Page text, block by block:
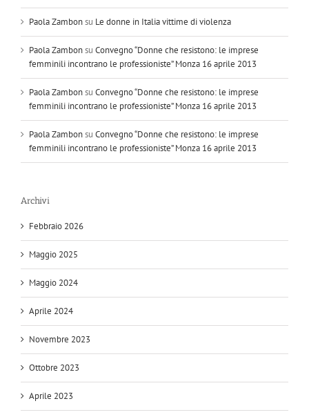
Paola Zambonsu Le donne in Italia vittime di violenza
Paola Zambonsu Convegno “Donne che resistono: le imprese
femminili incontrano le professioniste” Monza 16 aprile 2013
Paola Zambonsu Convegno “Donne che resistono: le imprese
femminili incontrano le professioniste” Monza 16 aprile 2013
Paola Zambonsu Convegno “Donne che resistono: le imprese
femminili incontrano le professioniste” Monza 16 aprile 2013
Archivi
Febbraio 2026
Maggio 2025
Maggio 2024
Aprile 2024
Novembre 2023
Ottobre 2023
Aprile 2023